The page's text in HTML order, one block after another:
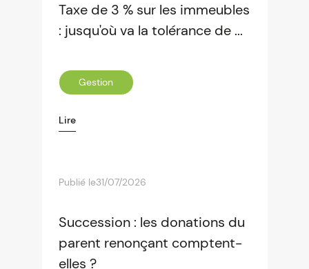
Taxe de 3 % sur les immeubles
: jusqu'où va la tolérance de ...
Gestion
Lire
Publié le31/07/2026
Succession : les donations du
parent renonçant comptent-
elles ?